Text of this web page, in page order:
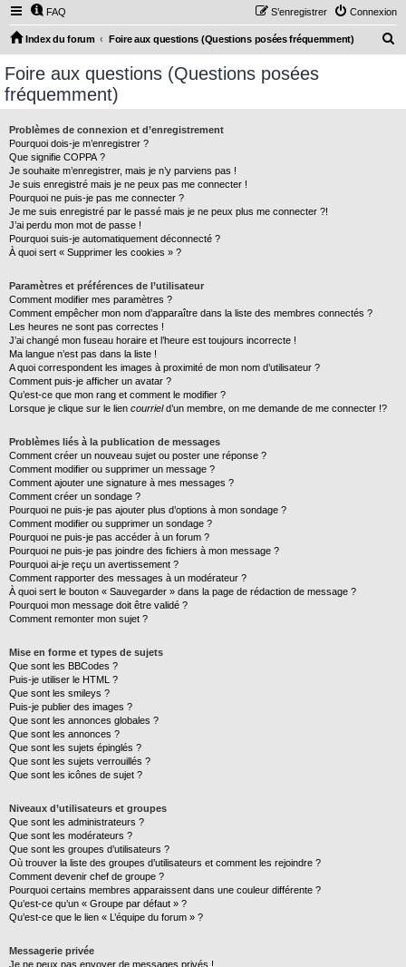
FAQ Connexion
S’enregistrer
Index du forum Foire aux questions (Questions posées fréquemment)
Foire aux questions (Questions posées
fréquemment)
Problèmes de connexion et d’enregistrement
Pourquoi dois-je m’enregistrer ?
Que signifie COPPA ?
Je souhaite m’enregistrer, mais je n’y parviens pas !
Je suis enregistré mais je ne peux pas me connecter !
Pourquoi ne puis-je pas me connecter ?
Je me suis enregistré par le passé mais je ne peux plus me connecter ?!
J’ai perdu mon mot de passe !
Pourquoi suis-je automatiquement déconnecté ?
À quoi sert « Supprimer les cookies » ?
Paramètres et préférences de l’utilisateur
Comment modifier mes paramètres ?
Comment empêcher mon nom d’apparaître dans la liste des membres connectés ?
Les heures ne sont pas correctes !
J’ai changé mon fuseau horaire et l’heure est toujours incorrecte !
Ma langue n’est pas dans la liste !
A quoi correspondent les images à proximité de mon nom d’utilisateur ?
Comment puis-je afficher un avatar ?
Qu’est-ce que mon rang et comment le modifier ?
Lorsque je clique sur le lien courrield’un membre, on me demande de me connecter !?
Problèmes liés à la publication de messages
Comment créer un nouveau sujet ou poster une réponse ?
Comment modifier ou supprimer un message ?
Comment ajouter une signature à mes messages ?
Comment créer un sondage ?
Pourquoi ne puis-je pas ajouter plus d’options à mon sondage ?
Comment modifier ou supprimer un sondage ?
Pourquoi ne puis-je pas accéder à un forum ?
Pourquoi ne puis-je pas joindre des fichiers à mon message ?
Pourquoi ai-je reçu un avertissement ?
Comment rapporter des messages à un modérateur ?
À quoi sert le bouton « Sauvegarder » dans la page de rédaction de message ?
Pourquoi mon message doit être validé ?
Comment remonter mon sujet ?
Mise en forme et types de sujets
Que sont les BBCodes ?
Puis-je utiliser le HTML ?
Que sont les smileys ?
Puis-je publier des images ?
Que sont les annonces globales ?
Que sont les annonces ?
Que sont les sujets épinglés ?
Que sont les sujets verrouillés ?
Que sont les icônes de sujet ?
Niveaux d’utilisateurs et groupes
Que sont les administrateurs ?
Que sont les modérateurs ?
Que sont les groupes d’utilisateurs ?
Où trouver la liste des groupes d’utilisateurs et comment les rejoindre ?
Comment devenir chef de groupe ?
Pourquoi certains membres apparaissent dans une couleur différente ?
Qu’est-ce qu’un « Groupe par défaut » ?
Qu’est-ce que le lien « L’équipe du forum » ?
Messagerie privée
Je ne peux pas envoyer de messages privés !